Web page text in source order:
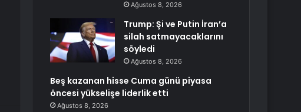
Ağustos 8, 2026
Trump: Şi ve Putin İran’a
silah satmayacaklarını
söyledi
Ağustos 8, 2026
Beş kazanan hisse Cuma günü piyasa
öncesi yükselişe liderlik etti
Ağustos 8, 2026